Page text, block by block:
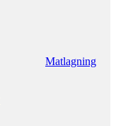
Matlagning